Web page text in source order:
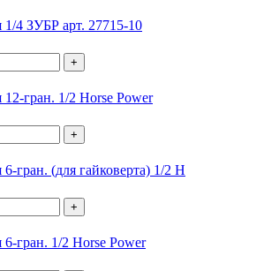
1/4 ЗУБР арт. 27715-10
+
12-гран. 1/2 Horse Power
+
6-гран. (для гайковерта) 1/2 H
+
6-гран. 1/2 Horse Power